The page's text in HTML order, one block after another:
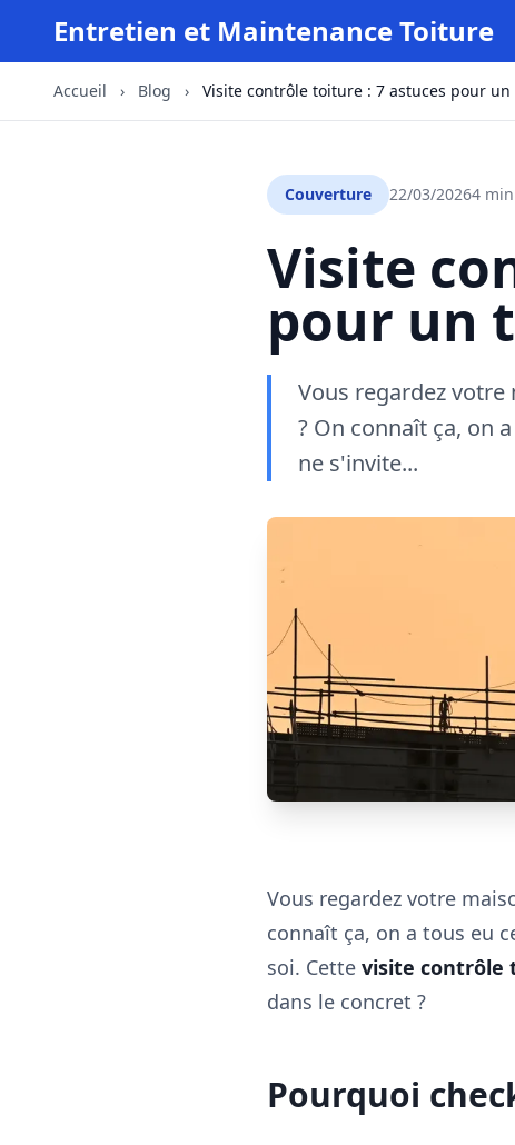
Entretien et Maintenance Toiture
Accueil › Blog › Visite contrôle toiture : 7 astuces pour
Couverture 22/03/20264
Visite
pour un
Vous regardez
? On connaît ça, on
ne s'invite...
Vous regardez votre
connaît ça, on a tous eu
soi. Cette visite contrôle
dans le concret ?
Pourquoi